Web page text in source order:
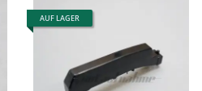
AUF LAGER